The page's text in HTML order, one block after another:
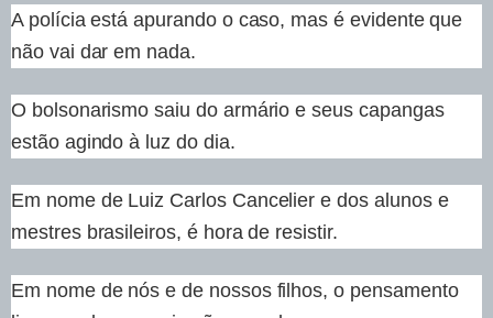
A polícia está apurando o caso, mas é evidente que
não vai dar em nada.
O bolsonarismo saiu do armário e seus capangas
estão agindo à luz do dia.
Em nome de Luiz Carlos Cancelier e dos alunos e
mestres brasileiros, é hora de resistir.
Em nome de nós e de nossos filhos, o pensamento